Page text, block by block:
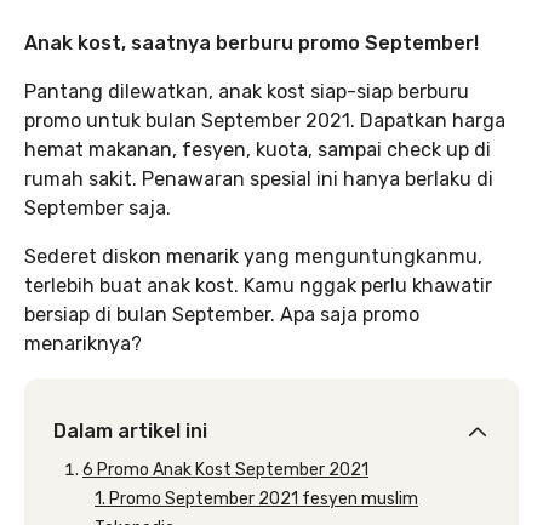
Anak kost, saatnya berburu promo September!
Pantang dilewatkan, anak kost siap-siap berburu
promo untuk bulan September 2021. Dapatkan harga
hemat makanan, fesyen, kuota, sampai check up di
rumah sakit. Penawaran spesial ini hanya berlaku di
September saja.
Sederet diskon menarik yang menguntungkanmu,
terlebih buat anak kost. Kamu nggak perlu khawatir
bersiap di bulan September. Apa saja promo
menariknya?
Dalam artikel ini
6 Promo Anak Kost September 2021
1. Promo September 2021 fesyen muslim